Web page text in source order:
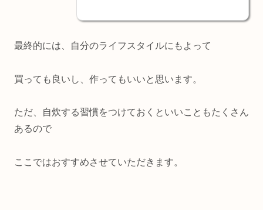
最終的には、自分のライフスタイルにもよって
買っても良いし、作ってもいいと思います。
ただ、自炊する習慣をつけておくといいこともたくさん
あるので
ここではおすすめさせていただきます。